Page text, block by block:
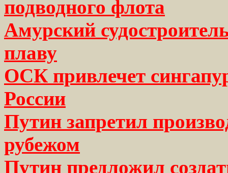
подводного флота
Амурский
плаву
ОСК привлечет
России
Путин запретил
рубежом
Путин предложил